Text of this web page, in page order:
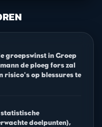
groepswinst in Groep
de ploeg fors zal
risico's op blessures te
statistische
doelpunten),